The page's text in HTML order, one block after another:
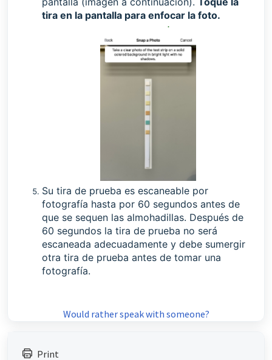
tira en la pantalla para enfocar la foto.
Su tira de prueba es escaneable por
fotografía hasta por 60 segundos antes de
que se sequen las almohadillas. Después de
60 segundos la tira de prueba no será
escaneada adecuadamente y debe sumergir
otra tira de prueba antes de tomar una
fotografía.
Would rather speak with someone?
Print